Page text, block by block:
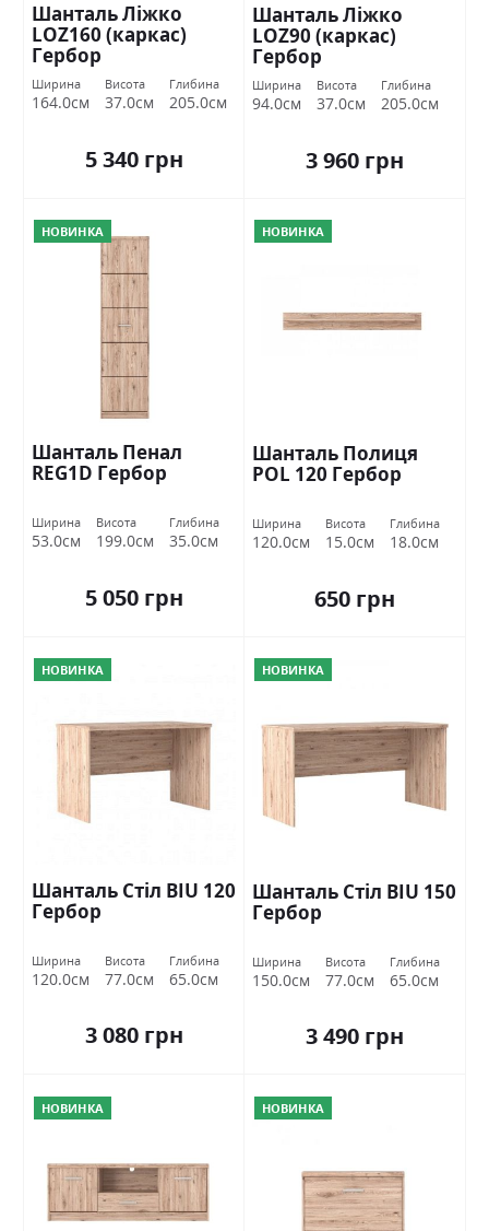
Шанталь Ліжко
LOZ160 (каркас)
Гербор
Ширина
164.0см
Висота
37.0см
Глибина
205.0см
5 340 грн
Шанталь Ліжко
LOZ90 (каркас)
Гербор
Ширина
94.0см
Висота
37.0см
Глибина
205.0см
3 960 грн
НОВИНКА
Шанталь Пенал
REG1D Гербор
Ширина
53.0см
Висота
199.0см
Глибина
35.0см
5 050 грн
НОВИНКА
Шанталь Полиця
POL 120 Гербор
Ширина
120.0см
Висота
15.0см
Глибина
18.0см
650 грн
НОВИНКА
Шанталь Стіл BIU 120
Гербор
Ширина
120.0см
Висота
77.0см
Глибина
65.0см
3 080 грн
НОВИНКА
Шанталь Стіл BIU 150
Гербор
Ширина
150.0см
Висота
77.0см
Глибина
65.0см
3 490 грн
НОВИНКА НОВИНКА